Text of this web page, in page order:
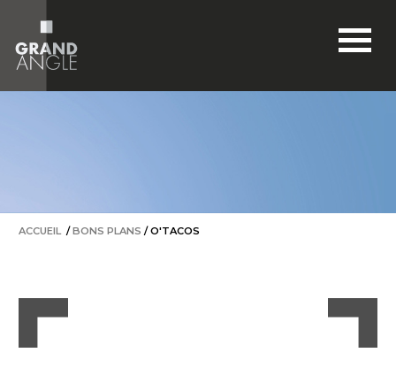
ACCUEIL / BONS PLANS / O'TACOS